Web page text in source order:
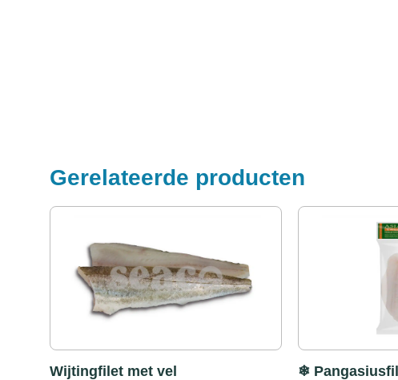
Gerelateerde producten
Wijtingfilet met vel ❄